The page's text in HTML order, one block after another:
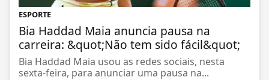
ESPORTE
Bia Haddad Maia anuncia pausa na
carreira: &quot;Não tem sido fácil&quot;
Bia Haddad Maia usou as redes sociais, nesta
sexta-feira, para anunciar uma pausa na...